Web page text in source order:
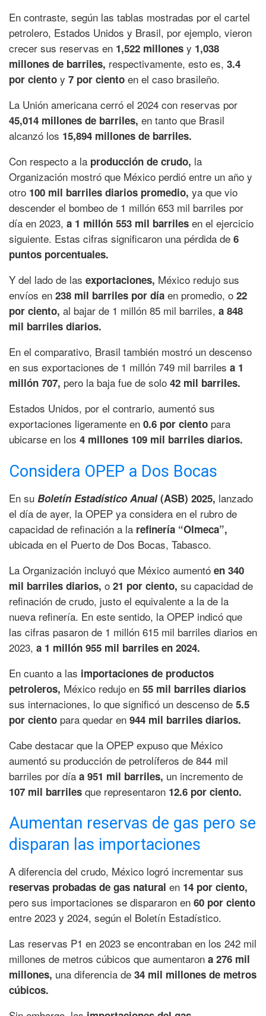
En contraste, según las tablas mostradas por el cartel
petrolero, Estados Unidos y Brasil, por ejemplo, vieron
crecer sus reservas en 1,522 millones y 1,038
millones de barriles, respectivamente, esto es, 3.4
por ciento y 7 por ciento en el caso brasileño.
La Unión americana cerró el 2024 con reservas por
45,014 millones de barriles, en tanto que Brasil
alcanzó los 15,894 millones de barriles.
Con respecto a la producción de crudo, la
Organización mostró que México perdió entre un año y
otro 100 mil barriles diarios promedio, ya que vio
descender el bombeo de 1 millón 653 mil barriles por
día en 2023, a 1 millón 553 mil barriles en el ejercicio
siguiente. Estas cifras significaron una pérdida de 6
puntos porcentuales.
Y del lado de las exportaciones, México redujo sus
envíos en 238 mil barriles por día en promedio, o 22
por ciento, al bajar de 1 millón 85 mil barriles, a 848
mil barriles diarios.
En el comparativo, Brasil también mostró un descenso
en sus exportaciones de 1 millón 749 mil barriles a 1
millón 707, pero la baja fue de solo 42 mil barriles.
Estados Unidos, por el contrario, aumentó sus
exportaciones ligeramente en 0.6 por ciento para
ubicarse en los 4 millones 109 mil barriles diarios.
Considera OPEP a Dos Bocas
En su Boletín Estadístico Anual(ASB) 2025, lanzado
el día de ayer, la OPEP ya considera en el rubro de
capacidad de refinación a la refinería “Olmeca”,
ubicada en el Puerto de Dos Bocas, Tabasco.
La Organización incluyó que México aumentó en 340
mil barriles diarios, o 21 por ciento, su capacidad de
refinación de crudo, justo el equivalente a la de la
nueva refinería. En este sentido, la OPEP indicó que
las cifras pasaron de 1 millón 615 mil barriles diarios en
2023, a 1 millón 955 mil barriles en 2024.
En cuanto a las importaciones de productos
petroleros, México redujo en 55 mil barriles diarios
sus internaciones, lo que significó un descenso de 5.5
por ciento para quedar en 944 mil barriles diarios.
Cabe destacar que la OPEP expuso que México
aumentó su producción de petrolíferos de 844 mil
barriles por día a 951 mil barriles, un incremento de
107 mil barriles que representaron 12.6 por ciento.
Aumentan reservas de gas pero se
disparan las importaciones
A diferencia del crudo, México logró incrementar sus
reservas probadas de gas natural en 14 por ciento,
pero sus importaciones se dispararon en 60 por ciento
entre 2023 y 2024, según el Boletín Estadístico.
Las reservas P1 en 2023 se encontraban en los 242 mil
millones de metros cúbicos que aumentaron a 276 mil
millones, una diferencia de 34 mil millones de metros
cúbicos.